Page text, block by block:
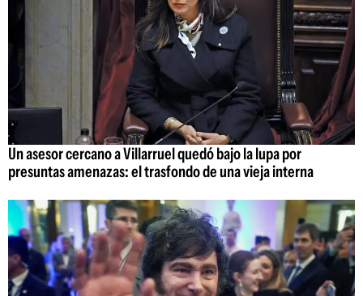
Un asesor cercano a Villarruel quedó bajo la lupa por
presuntas amenazas: el trasfondo de una vieja interna